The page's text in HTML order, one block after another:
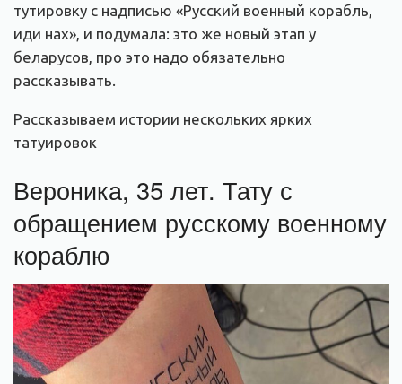
тутировку с надписью «Русский военный корабль,
иди нах», и подумала: это же новый этап у
беларусов, про это надо обязательно
рассказывать.
Рассказываем истории нескольких ярких
татуировок
Вероника, 35 лет. Тату с
обращением русскому военному
кораблю